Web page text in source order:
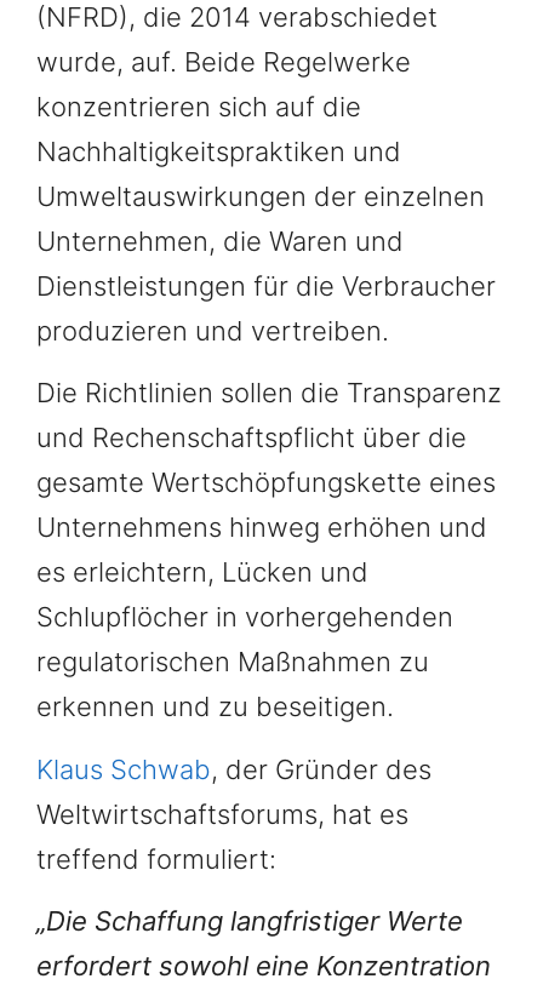
(NFRD), die 2014 verabschiedet
wurde, auf. Beide Regelwerke
konzentrieren sich auf die
Nachhaltigkeitspraktiken und
Umweltauswirkungen der einzelnen
Unternehmen, die Waren und
Dienstleistungen für die Verbraucher
produzieren und vertreiben.
Die Richtlinien sollen die Transparenz
und Rechenschaftspflicht über die
gesamte Wertschöpfungskette eines
Unternehmens hinweg erhöhen und
es erleichtern, Lücken und
Schlupflöcher in vorhergehenden
regulatorischen Maßnahmen zu
erkennen und zu beseitigen.
Klaus Schwab, der Gründer des
Weltwirtschaftsforums, hat es
treffend formuliert:
„Die Schaffung langfristiger Werte
erfordert sowohl eine Konzentration